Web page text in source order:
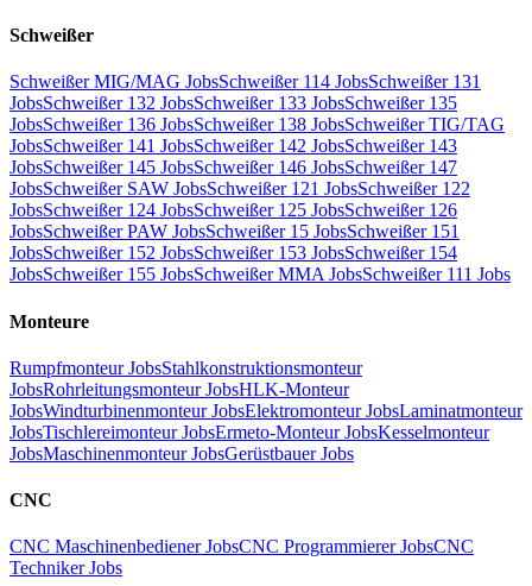
Schweißer
Schweißer MIG/MAG JobsSchweißer 114 JobsSchweißer 131
JobsSchweißer 132 JobsSchweißer 133 JobsSchweißer 135
JobsSchweißer 136 JobsSchweißer 138 JobsSchweißer TIG/TAG
JobsSchweißer 141 JobsSchweißer 142 JobsSchweißer 143
JobsSchweißer 145 JobsSchweißer 146 JobsSchweißer 147
JobsSchweißer SAW JobsSchweißer 121 JobsSchweißer 122
JobsSchweißer 124 JobsSchweißer 125 JobsSchweißer 126
JobsSchweißer PAW JobsSchweißer 15 JobsSchweißer 151
JobsSchweißer 152 JobsSchweißer 153 JobsSchweißer 154
JobsSchweißer 155 JobsSchweißer MMA JobsSchweißer 111 Jobs
Monteure
Rumpfmonteur JobsStahlkonstruktionsmonteur
JobsRohrleitungsmonteur JobsHLK-Monteur
JobsWindturbinenmonteur JobsElektromonteur JobsLaminatmonteur
JobsTischlereimonteur JobsErmeto-Monteur JobsKesselmonteur
JobsMaschinenmonteur JobsGerüstbauer Jobs
CNC
CNC Maschinenbediener JobsCNC Programmierer JobsCNC
Techniker Jobs